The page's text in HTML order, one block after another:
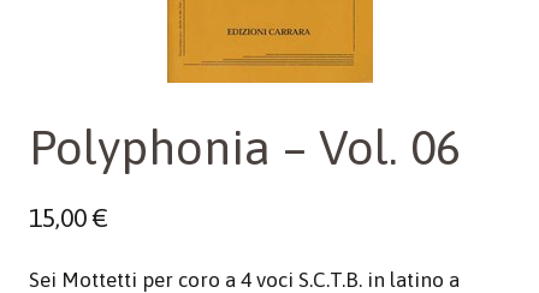
Polyphonia – Vol. 06
15,00€
Sei Mottetti per coro a 4 voci S.C.T.B. in latino a